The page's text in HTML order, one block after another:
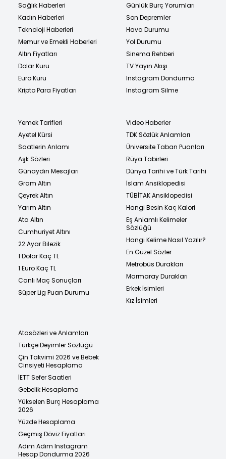
Sağlık Haberleri
Kadın Haberleri
Teknoloji Haberleri
Memur ve Emekli Haberleri
Altın Fiyatları
Dolar Kuru
Euro Kuru
Kripto Para Fiyatları
Günlük Burç Yorumları
Son Depremler
Hava Durumu
Yol Durumu
Sinema Rehberi
TV Yayın Akışı
Instagram Dondurma
Instagram Silme
Yemek Tarifleri
Ayetel Kürsi
Saatlerin Anlamı
Aşk Sözleri
Günaydın Mesajları
Gram Altın
Çeyrek Altın
Yarım Altın
Ata Altın
Cumhuriyet Altını
22 Ayar Bilezik
1 Dolar Kaç TL
1 Euro Kaç TL
Canlı Maç Sonuçları
Süper Lig Puan Durumu
Video Haberler
TDK Sözlük Anlamları
Üniversite Taban Puanları
Rüya Tabirleri
Dünya Tarihi ve Türk Tarihi
İslam Ansiklopedisi
TÜBİTAK Ansiklopedisi
Hangi Besin Kaç Kalori
Eş Anlamlı Kelimeler
Sözlüğü
Hangi Kelime Nasıl Yazılır?
En Güzel Sözler
Metrobüs Durakları
Marmaray Durakları
Erkek İsimleri
Kız İsimleri
Atasözleri ve Anlamları
Türkçe Deyimler Sözlüğü
Çin Takvimi 2026 ve Bebek
Cinsiyeti Hesaplama
İETT Sefer Saatleri
Gebelik Hesaplama
Yükselen Burç Hesaplama
2026
Yüzde Hesaplama
Geçmiş Döviz Fiyatları
Adım Adım Instagram
Hesap Dondurma 2026